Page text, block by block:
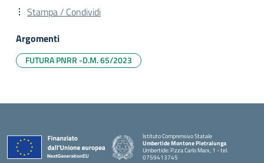
Stampa / Condividi
Argomenti
FUTURA PNRR -D.M. 65/2023
Istituto Comprensivo Statale
Umbertide Montone Pietralunga
Umbertide: P.zza Carlo Marx, 1 - tel.
0759413745